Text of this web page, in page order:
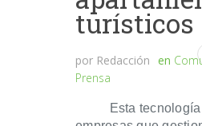
turísticos
por Redacción en
Prensa
Esta tecnología